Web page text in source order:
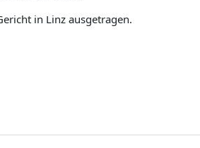
in Linz ausgetragen.